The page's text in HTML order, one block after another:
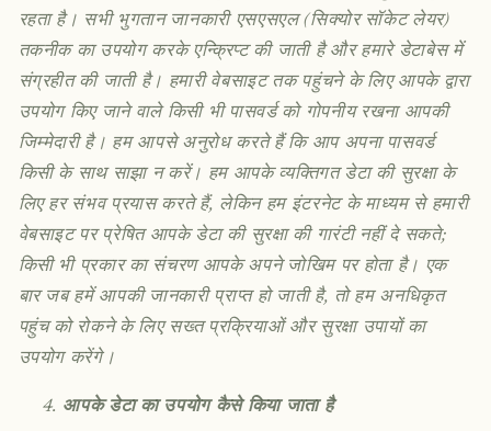
रहता है। सभी भुगतान जानकारी एसएसएल (सिक्योर सॉकेट लेयर)
तकनीक का उपयोग करके एन्क्रिप्ट की जाती है और हमारे डेटाबेस में
संग्रहीत की जाती है। हमारी वेबसाइट तक पहुंचने के लिए आपके द्वारा
उपयोग किए जाने वाले किसी भी पासवर्ड को गोपनीय रखना आपकी
जिम्मेदारी है। हम आपसे अनुरोध करते हैं कि आप अपना पासवर्ड
किसी के साथ साझा न करें। हम आपके व्यक्तिगत डेटा की सुरक्षा के
लिए हर संभव प्रयास करते हैं, लेकिन हम इंटरनेट के माध्यम से हमारी
वेबसाइट पर प्रेषित आपके डेटा की सुरक्षा की गारंटी नहीं दे सकते;
किसी भी प्रकार का संचरण आपके अपने जोखिम पर होता है। एक
बार जब हमें आपकी जानकारी प्राप्त हो जाती है, तो हम अनधिकृत
पहुंच को रोकने के लिए सख्त प्रक्रियाओं और सुरक्षा उपायों का
उपयोग करेंगे।
आपके डेटा का उपयोग कैसे किया जाता है